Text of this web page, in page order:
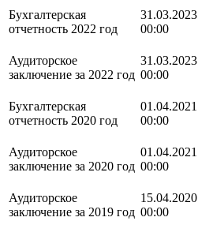
Бухгалтерская
отчетность 2022 год
31.03.2023
00:00
Аудиторское
заключение за 2022 год
31.03.2023
00:00
Бухгалтерская
отчетность 2020 год
01.04.2021
00:00
Аудиторское
заключение за 2020 год
01.04.2021
00:00
Аудиторское
заключение за 2019 год
15.04.2020
00:00